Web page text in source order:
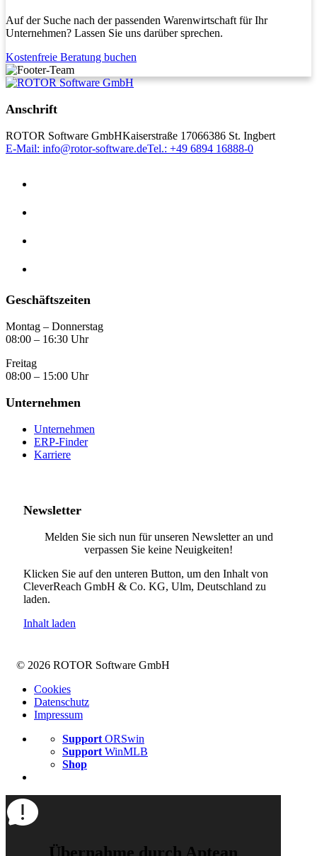
Auf der Suche nach der passenden Warenwirtschaft für Ihr
Unternehmen? Lassen Sie uns darüber sprechen.
Kostenfreie Beratung buchen
Anschrift
ROTOR Software GmbHKaiserstraße 17066386 St. Ingbert
E-Mail: info@rotor-software.deTel.: +49 6894 16888-0
Geschäftszeiten
Montag – Donnerstag
08:00 – 16:30 Uhr
Freitag
08:00 – 15:00 Uhr
Unternehmen
Unternehmen
ERP-Finder
Karriere
Newsletter
Melden Sie sich nun für unseren Newsletter an und
verpassen Sie keine Neuigkeiten!
Klicken Sie auf den unteren Button, um den Inhalt von
CleverReach GmbH & Co. KG, Ulm, Deutschland zu
laden.
Inhalt laden
© 2026 ROTOR Software GmbH
Cookies
Datenschutz
Impressum
Support ORSwin
Support WinMLB
Shop
Übernahme durch Aptean